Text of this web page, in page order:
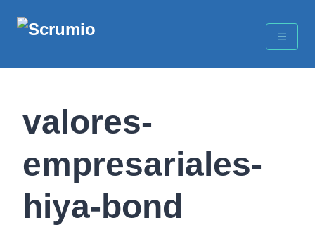
valores-
empresariales-
hiya-bond